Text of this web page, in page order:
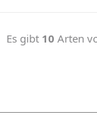
Es gibt 10 Arten